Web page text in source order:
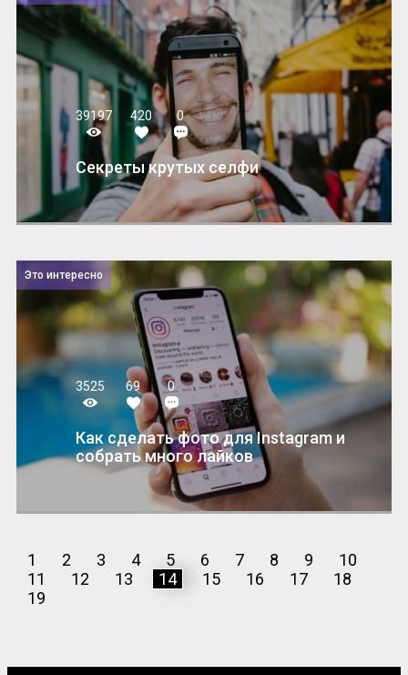
39197 420 0
Секреты крутых селфи
Это интересно
3525 69 0
Как сделать фото для Instagram и
собрать много лайков
1 2 3 4 5 6 7 8 9
10
11
12 13 14 15 16 17
18
19